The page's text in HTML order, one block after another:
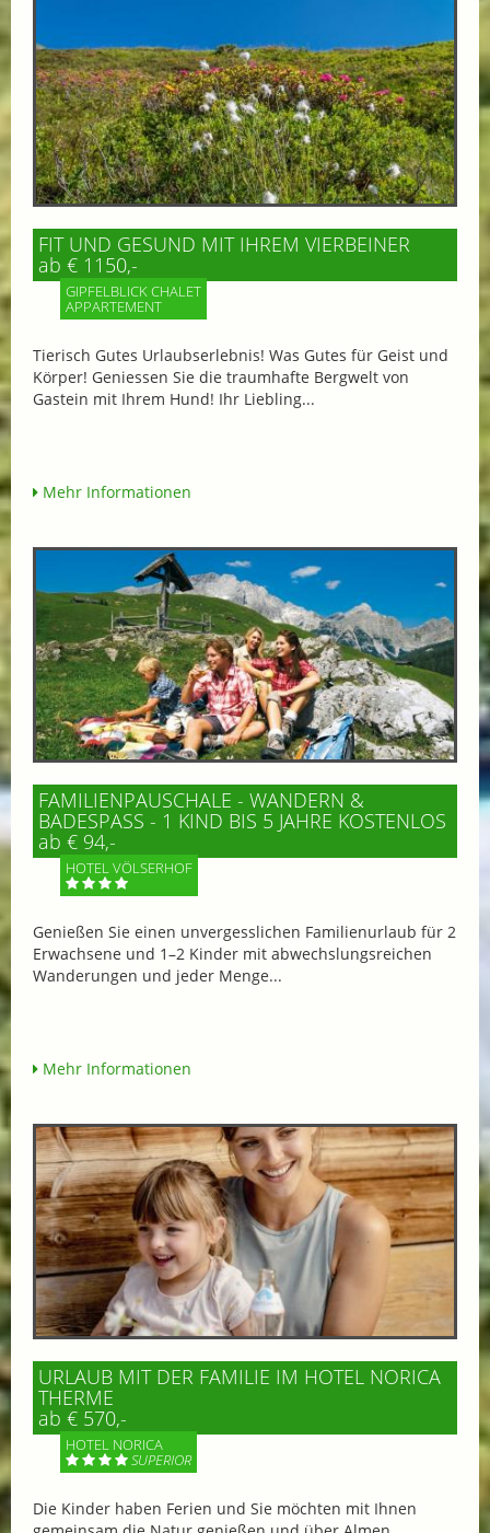
FIT UND GESUND MIT IHREM VIERBEINER
ab € 1150,-
GIPFELBLICK CHALET
APPARTEMENT
Tierisch Gutes Urlaubserlebnis! Was Gutes für Geist und
Körper! Geniessen Sie die traumhafte Bergwelt von
Gastein mit Ihrem Hund! Ihr Liebling...
Mehr Informationen
FAMILIENPAUSCHALE - WANDERN &
BADESPASS - 1 KIND BIS 5 JAHRE KOSTENLOS
ab € 94,-
HOTEL VÖLSERHOF
Genießen Sie einen unvergesslichen Familienurlaub für 2
Erwachsene und 1–2 Kinder mit abwechslungsreichen
Wanderungen und jeder Menge...
Mehr Informationen
URLAUB MIT DER FAMILIE IM HOTEL NORICA
THERME
ab € 570,-
HOTEL NORICA
SUPERIOR
Die Kinder haben Ferien und Sie möchten mit Ihnen